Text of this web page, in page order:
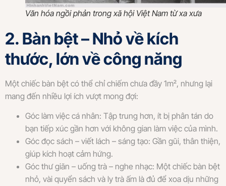
Văn hóa ngồi phản trong xã hội Việt Nam từ xa xưa
2. Bàn bệt – Nhỏ về kích
thước, lớn về công năng
Một chiếc bàn bệt có thể chỉ chiếm chưa đầy 1m², nhưng lại
mang đến nhiều lợi ích vượt mong đợi:
Góc làm việc cá nhân: Tập trung hơn, ít bị phân tán do
bạn tiếp xúc gần hơn với không gian làm việc của mình.
Góc đọc sách – viết lách – sáng tạo: Gần gũi, thân thiện,
giúp kích hoạt cảm hứng.
Góc thư giãn – uống trà – nghe nhạc: Một chiếc bàn bệt
nhỏ, vài quyển sách và ly trà ấm là đủ để xoa dịu những